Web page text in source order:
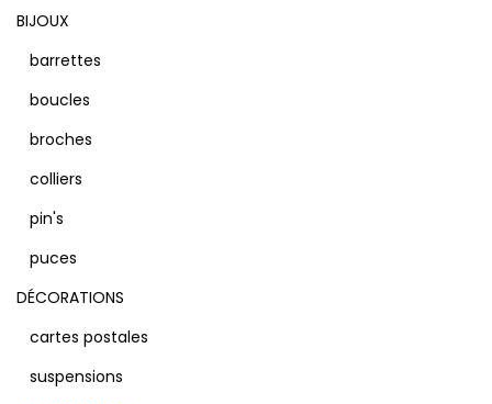
BIJOUX
barrettes
boucles
broches
colliers
pin's
puces
DÉCORATIONS
cartes postales
suspensions